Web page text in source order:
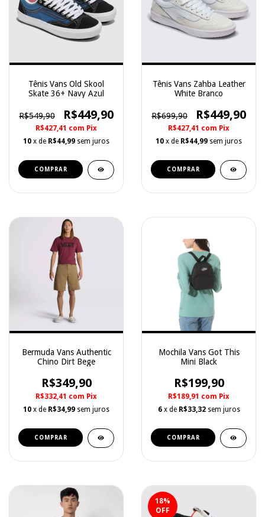
Tênis Vans Old Skool
Skate 36+ Navy Azul
R$549,90 R$449,90
R$427,41 com Pix
10 x de R$44,99 sem juros
COMPRAR
Tênis Vans Zahba Leather
White Branco
R$699,90 R$449,90
R$427,41 com Pix
10 x de R$44,99 sem juros
COMPRAR
Bermuda Vans Authentic
Chino Dirt Bege
R$349,90
R$332,41 com Pix
10 x de R$34,99 sem juros
COMPRAR
Mochila Vans Got This
Mini Black
R$199,90
R$189,91 com Pix
6 x de R$33,32 sem juros
COMPRAR
18%
OFF